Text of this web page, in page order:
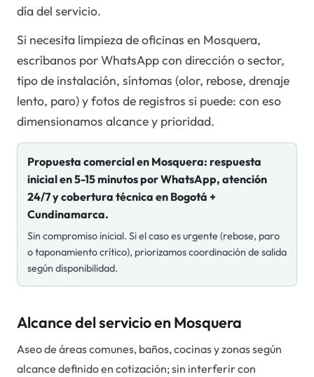
día del servicio.
Si necesita limpieza de oficinas en Mosquera,
escríbanos por WhatsApp con dirección o sector,
tipo de instalación, síntomas (olor, rebose, drenaje
lento, paro) y fotos de registros si puede: con eso
dimensionamos alcance y prioridad.
Propuesta comercial en Mosquera: respuesta
inicial en 5-15 minutos por WhatsApp, atención
24/7 y cobertura técnica en Bogotá +
Cundinamarca.
Sin compromiso inicial. Si el caso es urgente (rebose, paro
o taponamiento crítico), priorizamos coordinación de salida
según disponibilidad.
Alcance del servicio en Mosquera
Aseo de áreas comunes, baños, cocinas y zonas según
alcance definido en cotización; sin interferir con